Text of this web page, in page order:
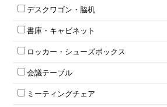
役員チェア
高級チェア（多機能チェア）
オフィスチェアその他
フリーアドレスデスク（ベンチデスク）
昇降デスク
オフィスデスクその他
両袖机
デスクワゴン・脇机
インワゴン2段
インワゴン3段
脇机
ワゴンその他
書庫・キャビネット
ハイキャビネット
ローキャビネット
両開きキャビネット
スチールキャビネット
上下連結キャビネット
ロッカー・シューズボックス
1人用ロッカー
2人用ロッカー
3人用ロッカー
4人用ロッカー
会議テーブル
スタッキングテーブル
ミーティングチェア